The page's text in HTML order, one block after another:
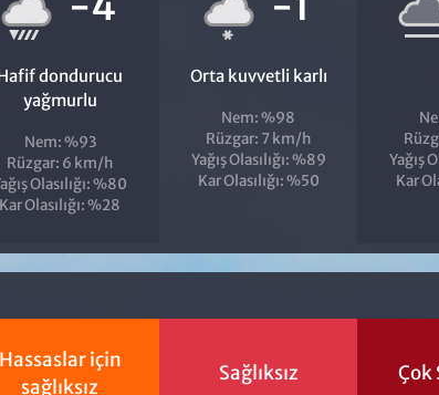
dondurucu
yağmurlu
Nem: %93
Rüzgar: 6 km/h
Olasılığı: %80
Kar Olasılığı: %28
Orta kuvvetli karlı
Nem: %98
Rüzgar: 7 km/h
Yağış Olasılığı: %89
Kar Olasılığı: %50
Yağış
Kar
Hassaslar için
sağlıksız
Sağlıksız Çok